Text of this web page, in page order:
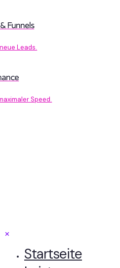
Funnels
Leads.
Speed.
✕
Startseite